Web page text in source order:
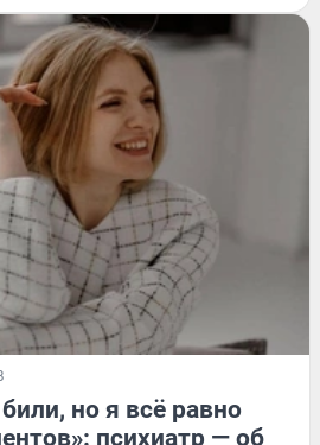
но я всё равно
психиатр — об